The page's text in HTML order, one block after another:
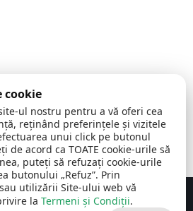
Media Relații Publice SRL
cookie
ul nostru pentru a vă oferi cea
reținând preferințele și vizitele
unui click pe butonul
de acord ca TOATE cookie-urile să
puteți să refuzați cookie-urile
butonului „Refuz”. Prin
utilizării Site-ului web vă
la Termeni și Condiții.